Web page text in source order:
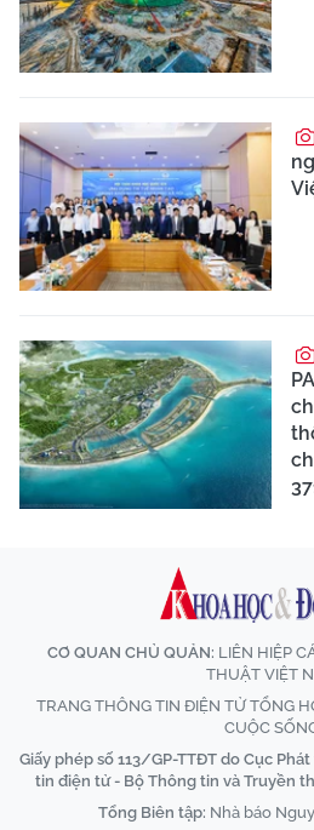
CƠ QUAN CHỦ QUẢN: LIÊN HIỆP
THUẬT VIỆT
TRANG THÔNG TIN ĐIỆN TỬ TỔNG
CUỘC
Giấy phép số 113/GP-TTĐT do Cục
tin điện tử - Bộ Thông tin và Truyền
Tổng Biên tập: Nhà báo